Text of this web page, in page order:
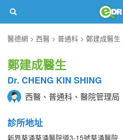
醫德網
西醫 普通科 鄭建成醫生
鄭建成醫生
Dr. CHENG KIN SHING
西醫、普通科、醫院管理局
診所地址
新界葵涌葵涌醫院道3-15號葵涌醫院